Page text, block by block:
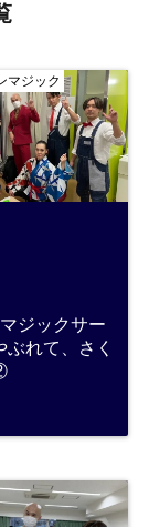
マジック
ジックサー
ぶれて、さく